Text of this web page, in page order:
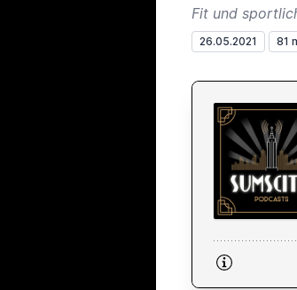
Fit und
26.05.2021 81